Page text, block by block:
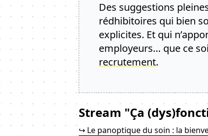
Des suggestions
rédhibitoires qui bien
explicites. Et qui
employeurs… que ce
recrutement.
Stream "Ça
↪ Le panoptique du soin : la